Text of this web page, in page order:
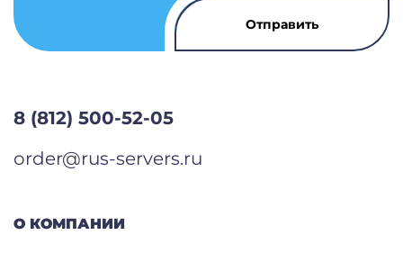
О КОМПАНИИ
8 (812) 500-52-05
order@rus-servers.ru